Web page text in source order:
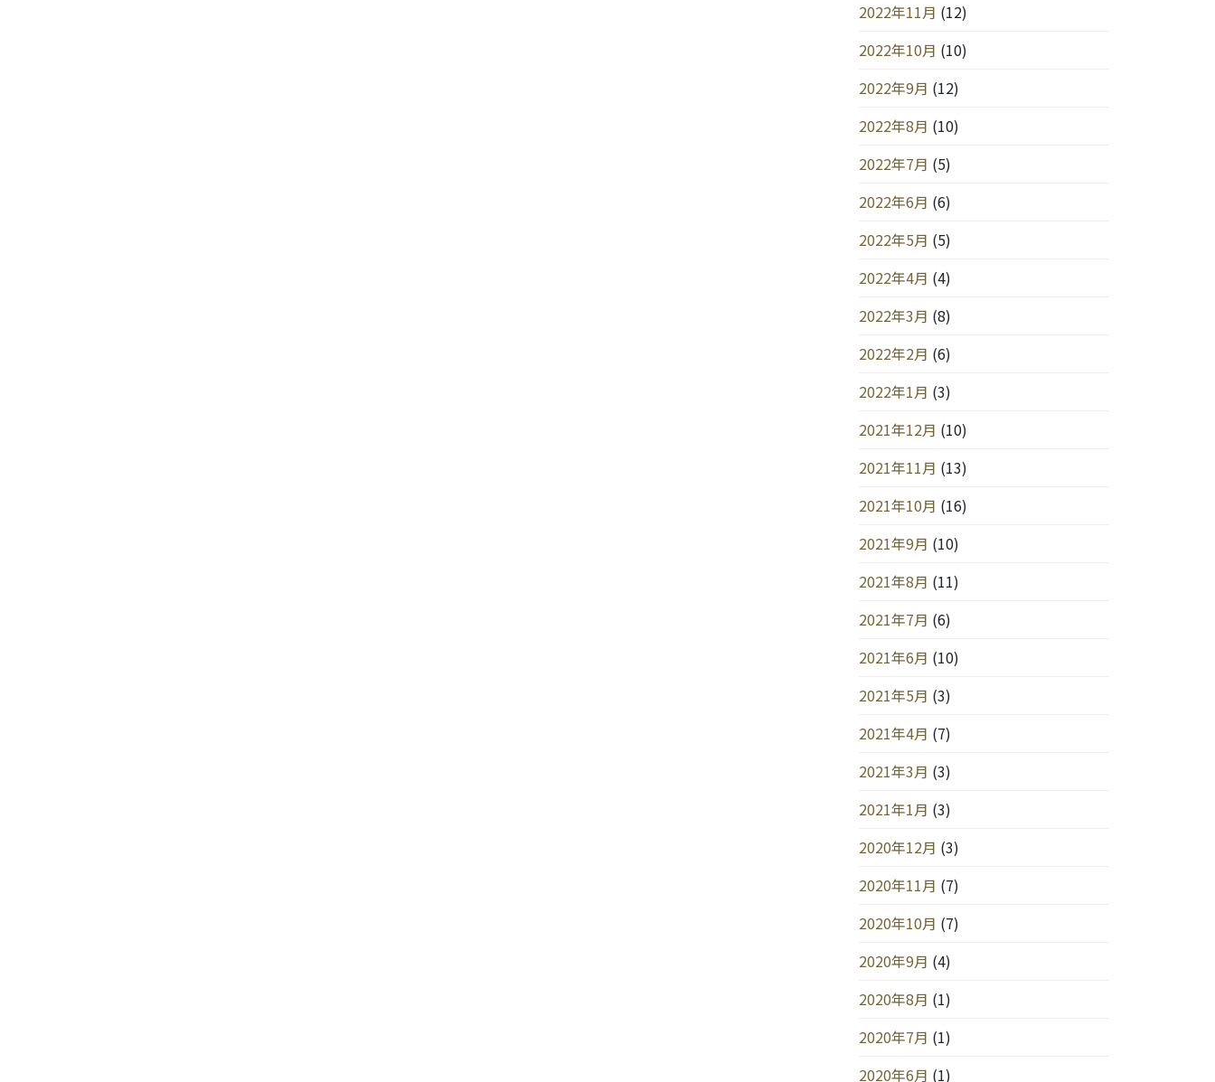
2022年11月 (12)
2022年10月 (10)
2022年9月 (12)
2022年8月 (10)
2022年7月 (5)
2022年6月 (6)
2022年5月 (5)
2022年4月 (4)
2022年3月 (8)
2022年2月 (6)
2022年1月 (3)
2021年12月 (10)
2021年11月 (13)
2021年10月 (16)
2021年9月 (10)
2021年8月 (11)
2021年7月 (6)
2021年6月 (10)
2021年5月 (3)
2021年4月 (7)
2021年3月 (3)
2021年1月 (3)
2020年12月 (3)
2020年11月 (7)
2020年10月 (7)
2020年9月 (4)
2020年8月 (1)
2020年7月 (1)
2020年6月 (1)